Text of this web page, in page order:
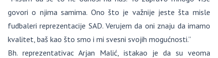
govori o njima samima. Ono što je važnije jeste šta misle
fudbaleri reprezentacije SAD. Verujem da oni znaju da imamo
kvalitet, baš kao što smo i mi svesni svojih mogućnosti.”
Bh. reprezentativac Arjan Malić, istakao je da su veoma